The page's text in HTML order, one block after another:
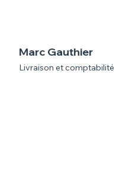
Marc Gauthier
Livraison et comptabilité